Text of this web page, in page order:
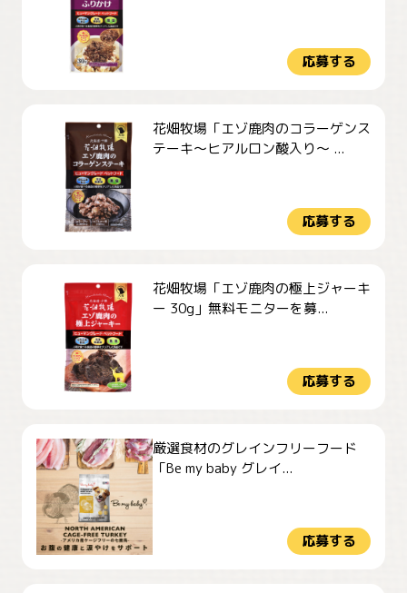
応募する
花畑牧場「エゾ鹿肉のコラーゲンス
テーキ～ヒアルロン酸入り～ ...
応募する
花畑牧場「エゾ鹿肉の極上ジャーキ
ー 30g」無料モニターを募...
応募する
厳選食材のグレインフリーフード
「Be my baby グレイ...
応募する